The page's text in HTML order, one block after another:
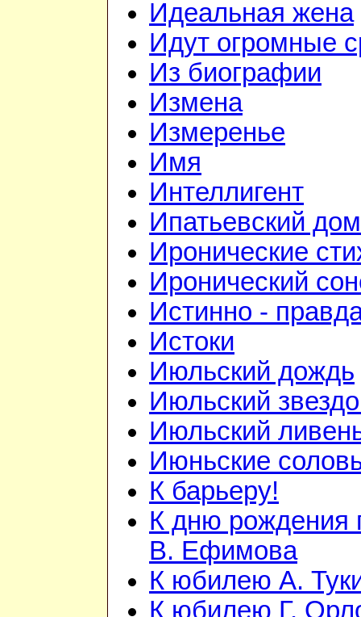
Идеальная жена
Идут огромные
Из биографии
Измена
Измеренье
Имя
Интеллигент
Ипатьевский дом
Иронические
Иронический
Истинно -
Истоки
Июльский дождь
Июльский
Июльский
Июньские
К барьеру!
К дню рождения
В. Ефимова
К юбилею А.
К юбилею Г.